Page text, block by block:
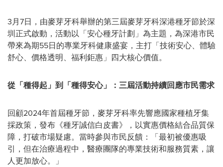
3月7日，由麥芽牙科舉辦的第三屆麥芽牙科深港種牙節於深
圳正式啟動，活動以「安心種牙計劃」為主題，為深港市民
帶來為期55日的專業牙科健康盛宴，主打「技術安心、體驗
舒心、價格透明、福利鉅惠」四大核心價值。
從「種得起」到「種得安心」：三屆活動持續回應市民需求
回顧2024年首屆種牙節，麥芽牙科率先響應國家種植牙集
採政策，發布《種牙誠信白皮書》，以實惠價格結合品質保
障，打破市場疑慮。當時參與市民反饋：「最初被優惠吸
引，但在治療過程中，醫療團隊的專業技術和服務質素，讓
人更加放心。」